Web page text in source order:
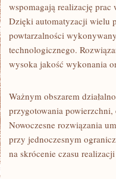
wspomagają realizację prac
Dzięki automatyzacji wielu
powtarzalności
technologicznego.
wysoka jakość wykonania
Ważnym obszarem
przygotowania
Nowoczesne rozwiązania
przy jednoczesnym
na skrócenie czasu